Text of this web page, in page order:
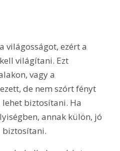
világosságot, ezért a
világítani. Ezt
vagy a
de nem szórt fényt
biztosítani. Ha
annak külön, jó
biztosítani.